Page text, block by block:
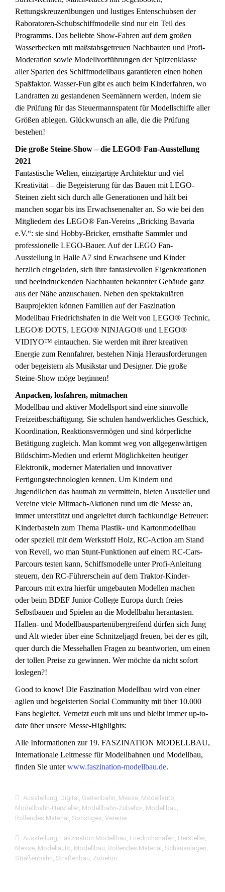
Rettungskreuzerübungen und lustiges Entenschubsen der
Raboratoren-Schubschiffmodelle sind nur ein Teil des
Programms. Das beliebte Show-Fahren auf dem großen
Wasserbecken mit maßstabsgetreuen Nachbauten und Profi-
Moderation sowie Modellvorführungen der Spitzenklasse
aller Sparten des Schiffmodellbaus garantieren einen hohen
Spaßfaktor. Wasser-Fun gibt es auch beim Kinderfahren, wo
Landratten zu gestandenen Seemännern werden, indem sie
die Prüfung für das Steuermannspatent für Modellschiffe aller
Größen ablegen. Glückwunsch an alle, die die Prüfung
bestehen!
Die große Steine-Show–die LEGO® Fan-Ausstellung
2021
Fantastische Welten, einzigartige Architektur und viel
Kreativität – die Begeisterung für das Bauen mit LEGO-
Steinen zieht sich durch alle Generationen und hält bei
manchen sogar bis ins Erwachsenenalter an. So wie bei den
Mitgliedern des LEGO® Fan-Vereins „Bricking Bavaria
e.V.“: sie sind Hobby-Bricker, ernsthafte Sammler und
professionelle LEGO-Bauer. Auf der LEGO Fan-
Ausstellung in Halle A7 sind Erwachsene und Kinder
herzlich eingeladen, sich ihre fantasievollen Eigenkreationen
und beeindruckenden Nachbauten bekannter Gebäude ganz
aus der Nähe anzuschauen. Neben den spektakulären
Bauprojekten können Familien auf der Faszination
Modellbau Friedrichshafen in die Welt von LEGO® Technic,
LEGO® DOTS, LEGO® NINJAGO® und LEGO®
VIDIYO™ eintauchen. Sie werden mit ihrer kreativen
Energie zum Rennfahrer, bestehen Ninja Herausforderungen
oder begeistern als Musikstar und Designer. Die große
Steine-Show möge beginnen!
Anpacken, losfahren, mitmachen
Modellbau und aktiver Modellsport sind eine sinnvolle
Freizeitbeschäftigung. Sie schulen handwerkliches Geschick,
Koordination, Reaktionsvermögen und sind körperliche
Betätigung zugleich. Man kommt weg von allgegenwärtigen
Bildschirm-Medien und erlernt Möglichkeiten heutiger
Elektronik, moderner Materialien und innovativer
Fertigungstechnologien kennen. Um Kindern und
Jugendlichen das hautnah zu vermitteln, bieten Aussteller und
Vereine viele Mitmach-Aktionen rund um die Messe an,
immer unterstützt und angeleitet durch fachkundige Betreuer:
Kinderbasteln zum Thema Plastik- und Kartonmodellbau
oder speziell mit dem Werkstoff Holz, RC-Action am Stand
von Revell, wo man Stunt-Funktionen auf einem RC-Cars-
Parcours testen kann, Schiffsmodelle unter Profi-Anleitung
steuern, den RC-Führerschein auf dem Traktor-Kinder-
Parcours mit extra hierfür umgebauten Modellen machen
oder beim BDEF Junior-College Europa durch freies
Selbstbauen und Spielen an die Modellbahn herantasten.
Hallen- und Modellbauspartenübergreifend dürfen sich Jung
und Alt wieder über eine Schnitzeljagd freuen, bei der es gilt,
quer durch die Messehallen Fragen zu beantworten, um einen
der tollen Preise zu gewinnen. Wer möchte da nicht sofort
loslegen?!
Good to know! Die Faszination Modellbau wird von einer
agilen und begeisterten Social Community mit über 10.000
Fans begleitet. Vernetzt euch mit uns und bleibt immer up-to-
date über unsere Messe-Highlights:
Alle Informationen zur 19. FASZINATION MODELLBAU,
Internationale Leitmesse für Modellbahnen und Modellbau,
finden Sie unterwww.faszination-modellbau.de.
Ausstellung, Digital , Gartenbahn, Messe, Modellauto,
Modellbahn-Hersteller, Modellbahn-Zubehör, Modellbau,
Rollendes Material , Sonstiges, Vereine
Ausstellung, Faszination Modellbau, Friedrichshafen, Hersteller,
Messe, Modellauto, Modellbau, Rollendes Material , Schauanlagen,
Straßenbahn, Straßenbau, Zubehör